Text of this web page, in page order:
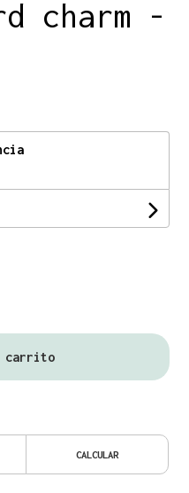
charm -
carrito
CALCULAR